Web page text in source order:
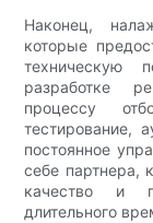
Наконец,
которые
техническую
разработке
процессу
тестирование,
постоянное
себе партнера,
качество и
длительного